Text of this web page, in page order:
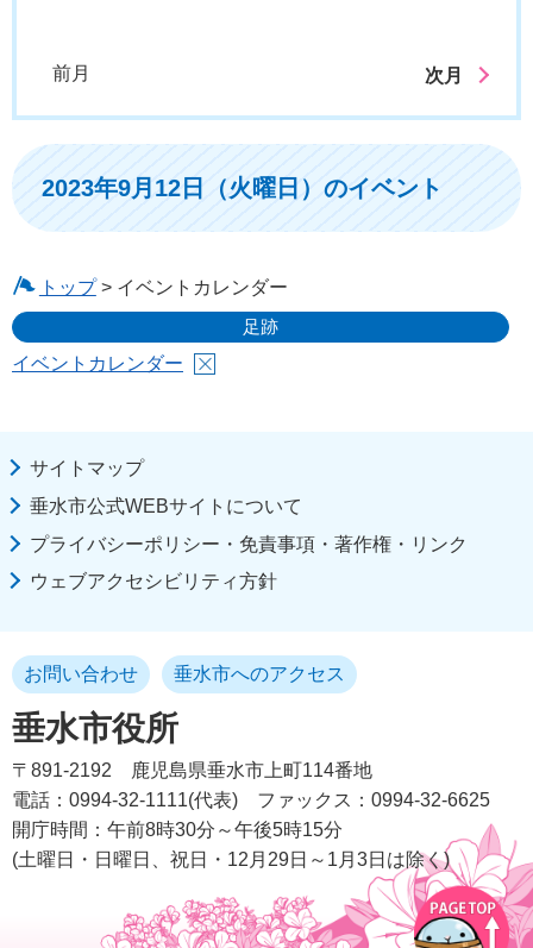
前月 次月
2023年9月12日（火曜日）のイベント
トップ> イベントカレンダー
足跡
イベントカレンダー
サイトマップ
垂水市公式WEBサイトについて
プライバシーポリシー・免責事項・著作権・リンク
ウェブアクセシビリティ方針
垂水市役所
お問い合わせ 垂水市へのアクセス
〒891-2192
鹿児島県垂水市上町114番地
電話：0994-32-1111(代表)
ファックス：0994-32-6625
開庁時間：午前8時30分～午後5時15分
(土曜日・日曜日、祝日・12月29日～1月3日は除く)